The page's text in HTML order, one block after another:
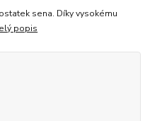
sena. Díky vysokému
popis